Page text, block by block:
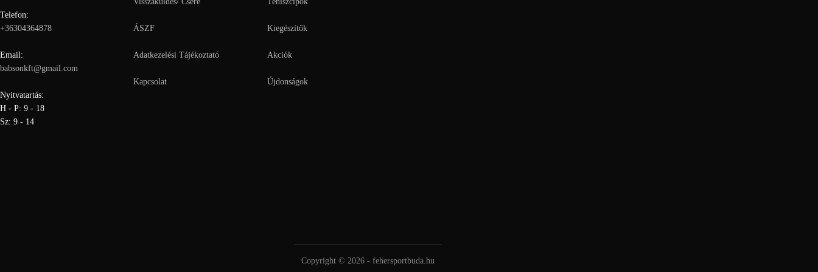
Telefon:
+36304364878
Email:
babsonkft@gmail.com
Nyitvatartás:
H - P: 9 - 18
Sz: 9 - 14
ÁSZF
Adatkezelési Tájékoztató
Kapcsolat
Kiegészítők
Akciók
Újdonságok
Copyright © 2026 - fehersportbuda.hu